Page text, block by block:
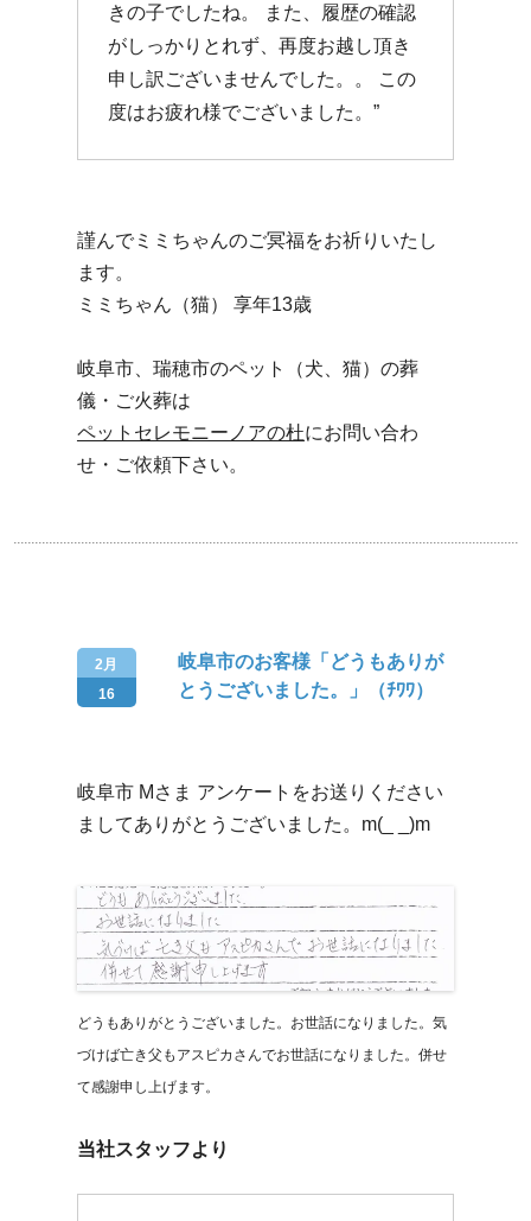
きの子でしたね。 また、履歴の確認
がしっかりとれず、再度お越し頂き
申し訳ございませんでした。。 この
度はお疲れ様でございました。”
謹んでミミちゃんのご冥福をお祈りいたし
ます。
ミミちゃん（猫） 享年13歳
岐阜市、瑞穂市のペット（犬、猫）の葬
儀・ご火葬は
ペットセレモニーノアの杜にお問い合わ
せ・ご依頼下さい。
2月
16
岐阜市のお客様「どうもありが
とうございました。」（ﾁﾜﾜ）
岐阜市 Mさま アンケートをお送りください
ましてありがとうございました。m(_ _)m
どうもありがとうございました。お世話になりました。気
づけば亡き父もアスピカさんでお世話になりました。併せ
て感謝申し上げます。
当社スタッフより